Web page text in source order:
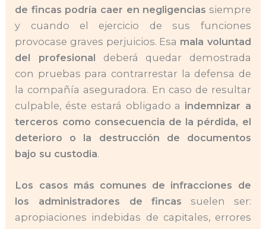
de fincas podría caer en negligencias siempre
y cuando el ejercicio de sus funciones
provocase graves perjuicios. Esa mala voluntad
del profesional deberá quedar demostrada
con pruebas para contrarrestar la defensa de
la compañía aseguradora. En caso de resultar
culpable, éste estará obligado a indemnizar a
terceros como consecuencia de la pérdida, el
deterioro o la destrucción de documentos
bajo su custodia.
Los casos más comunes de infracciones de
los administradores de fincas suelen ser:
apropiaciones indebidas de capitales, errores